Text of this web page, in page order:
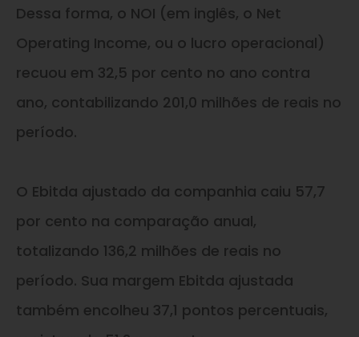
Dessa forma, o NOI (em inglês, o Net
Operating Income, ou o lucro operacional)
recuou em 32,5 por cento no ano contra
ano, contabilizando 201,0 milhões de reais no
período.
O Ebitda ajustado da companhia caiu 57,7
por cento na comparação anual,
totalizando 136,2 milhões de reais no
período. Sua margem Ebitda ajustada
também encolheu 37,1 pontos percentuais,